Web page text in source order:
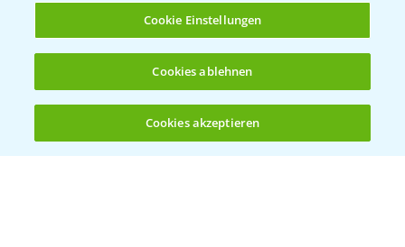
(noch 4)
Sonderkulturen
Verantwortung & Sorgfalt
PAMIRA - Packmittelrücknahme
Sammelstellen und Termine
Cookie Einstellungen
Cookies ablehnen
Cookies akzeptieren